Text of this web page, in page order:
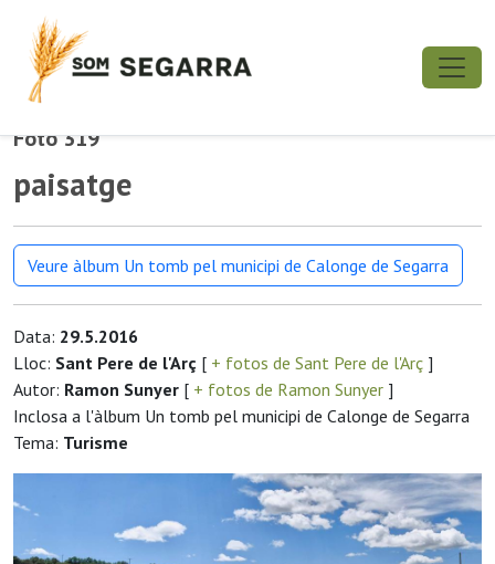
Foto 319
paisatge
Veure àlbum Un tomb pel municipi de Calonge de Segarra
Data: 29.5.2016
Lloc: Sant Pere de l'Arç [ + fotos de Sant Pere de l'Arç ]
Autor: Ramon Sunyer [ + fotos de Ramon Sunyer ]
Inclosa a l'àlbum Un tomb pel municipi de Calonge de Segarra
Tema: Turisme